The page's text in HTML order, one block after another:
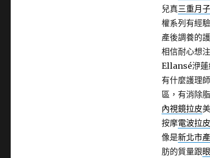
兒真三重月
權系列有經
產後調養的
相信耐心想
Ellansé洢蓮
有什麼護理
區，有消除
內視鏡拉皮
按摩電波拉皮
像是新北市
肪的質量跟